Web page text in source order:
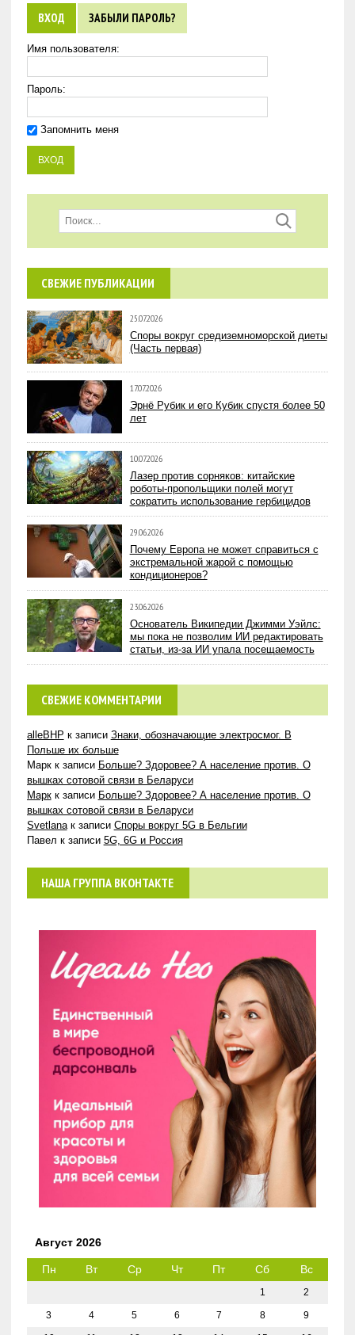
ВХОД ЗАБЫЛИ ПАРОЛЬ?
Имя пользователя:
Пароль:
Запомнить меня
СВЕЖИЕ ПУБЛИКАЦИИ
25.07.2026
Споры вокруг средиземноморской диеты
(Часть первая)
17.07.2026
Эрнё Рубик и его Кубик спустя более 50
лет
10.07.2026
Лазер против сорняков: китайские
роботы-пропольщики полей могут
сократить использование гербицидов
29.06.2026
Почему Европа не может справиться с
экстремальной жарой с помощью
кондиционеров?
23.06.2026
Основатель Википедии Джимми Уэйлс:
мы пока не позволим ИИ редактировать
статьи, из-за ИИ упала посещаемость
СВЕЖИЕ КОММЕНТАРИИ
alleBHP к записи Знаки, обозначающие электросмог. В
Польше их больше
Маркк записи Больше? Здоровее? А население против. О
вышках сотовой связи в Беларуси
Маркк записи Больше? Здоровее? А население против. О
вышках сотовой связи в Беларуси
Svetlanaк записи Споры вокруг 5G в Бельгии
Павел к записи 5G, 6G и Россия
НАША ГРУППА ВКОНТАКТЕ
Август 2026
Пн Вт Ср Чт Пт Сб Вс
1 2
3 4 5 6 7 8 9